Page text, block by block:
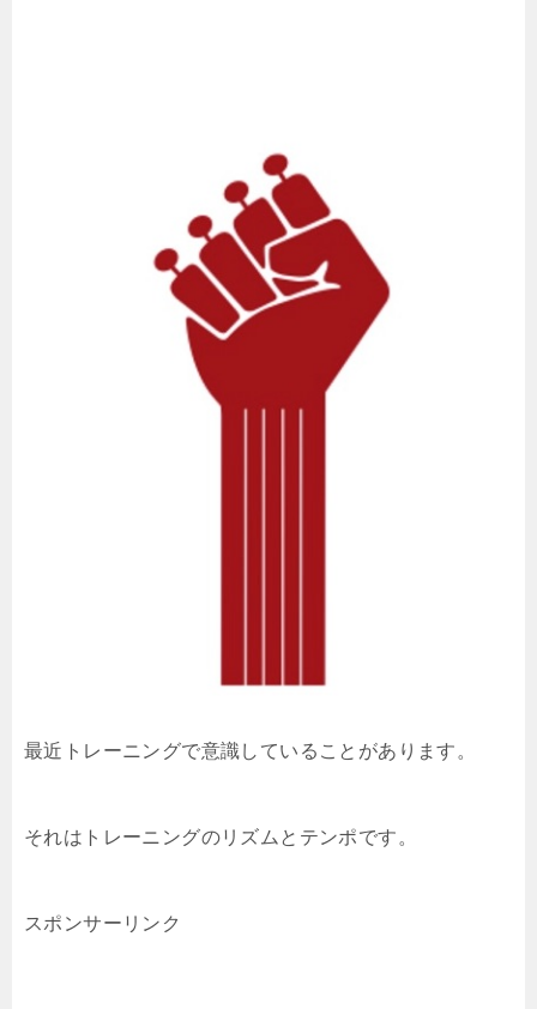
最近トレーニングで意識していることがあります。
それはトレーニングのリズムとテンポです。
スポンサーリンク